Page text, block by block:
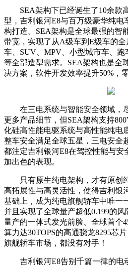
SEA架构下已经诞生了10余款
型，吉利银河E8与百万级豪华纯电
构打造。SEA架构是全球最强的智
带宽，实现了从A级车到E级车的
车、SUV、MPV、小型城市车、
等全部造型需求。SEA架构也是全
决方案，软件开发效率提升50%，
在三电系统与智能安全领域，
更多产品细节，但SEA架构支持
化硅高性能电驱系统与高性能纯电
整车安全满足全球五星，三电安
都注定吉利银河E8在驾控性能与安
加出色的表现。
只有原生纯电架构，才有原创
高拓展性与高灵活性，使得吉利银
基础上，成为纯电旗舰轿车中唯一
并且实现了全球量产超低0.199的
量产的一体式发光前脸、全球首个
算力达30TOPS的高通骁龙8295芯
旗舰轿车市场，都没有对手！
吉利银河E8告别千篇一律的电